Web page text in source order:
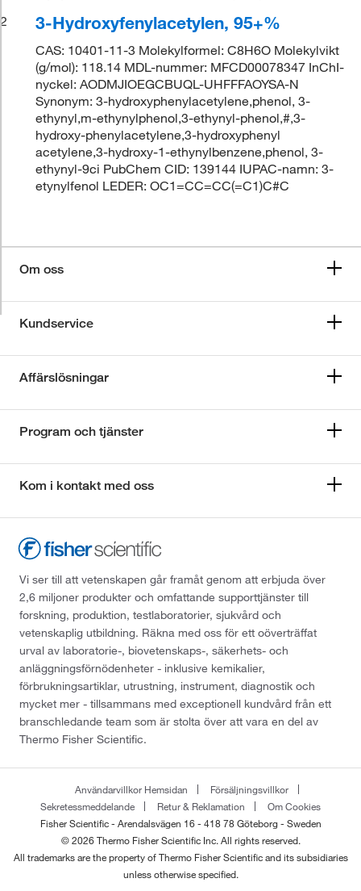
2
3-Hydroxyfenylacetylen, 95+%
CAS: 10401-11-3 Molekylformel: C8H6O Molekylvikt
(g/mol): 118.14 MDL-nummer: MFCD00078347 InChI-
nyckel: AODMJIOEGCBUQL-UHFFFAOYSA-N
Synonym: 3-hydroxyphenylacetylene,phenol, 3-
ethynyl,m-ethynylphenol,3-ethynyl-phenol,#,3-
hydroxy-phenylacetylene,3-hydroxyphenyl
acetylene,3-hydroxy-1-ethynylbenzene,phenol, 3-
ethynyl-9ci PubChem CID: 139144 IUPAC-namn: 3-
etynylfenol LEDER: OC1=CC=CC(=C1)C#C
Om oss
Kundservice
Affärslösningar
Program och tjänster
Kom i kontakt med oss
Vi ser till att vetenskapen går framåt genom att erbjuda över
2,6 miljoner produkter och omfattande supporttjänster till
forskning, produktion, testlaboratorier, sjukvård och
vetenskaplig utbildning. Räkna med oss för ett oöverträffat
urval av laboratorie-, biovetenskaps-, säkerhets- och
anläggningsförnödenheter - inklusive kemikalier,
förbrukningsartiklar, utrustning, instrument, diagnostik och
mycket mer - tillsammans med exceptionell kundvård från ett
branschledande team som är stolta över att vara en del av
Thermo Fisher Scientific.
Användarvillkor Hemsidan
Försäljningsvillkor
Sekretessmeddelande
Retur & Reklamation
Om Cookies
Fisher Scientific - Arendalsvägen 16 - 418 78 Göteborg - Sweden
© 2026 Thermo Fisher Scientific Inc. All rights reserved.
All trademarks are the property of Thermo Fisher Scientific and its subsidiaries
unless otherwise specified.